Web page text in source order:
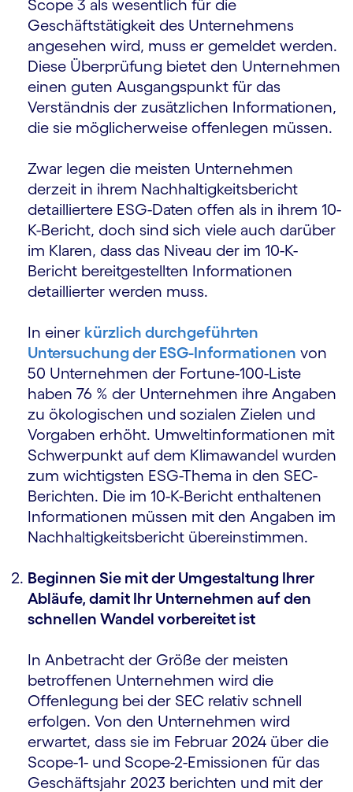
Scope 3 als wesentlich für die
Geschäftstätigkeit des Unternehmens
angesehen wird, muss er gemeldet werden.
Diese Überprüfung bietet den Unternehmen
einen guten Ausgangspunkt für das
Verständnis der zusätzlichen Informationen,
die sie möglicherweise offenlegen müssen.
Zwar legen die meisten Unternehmen
derzeit in ihrem Nachhaltigkeitsbericht
detailliertere ESG-Daten offen als in ihrem 10-
K-Bericht, doch sind sich viele auch darüber
im Klaren, dass das Niveau der im 10-K-
Bericht bereitgestellten Informationen
detaillierter werden muss.
In einer kürzlich durchgeführten
Untersuchung der ESG-Informationen von
50 Unternehmen der Fortune-100-Liste
haben 76 % der Unternehmen ihre Angaben
zu ökologischen und sozialen Zielen und
Vorgaben erhöht. Umweltinformationen mit
Schwerpunkt auf dem Klimawandel wurden
zum wichtigsten ESG-Thema in den SEC-
Berichten. Die im 10-K-Bericht enthaltenen
Informationen müssen mit den Angaben im
Nachhaltigkeitsbericht übereinstimmen.
Beginnen Sie mit der Umgestaltung Ihrer
Abläufe, damit Ihr Unternehmen auf den
schnellen Wandel vorbereitet ist
In Anbetracht der Größe der meisten
betroffenen Unternehmen wird die
Offenlegung bei der SEC relativ schnell
erfolgen. Von den Unternehmen wird
erwartet, dass sie im Februar 2024 über die
Scope-1- und Scope-2-Emissionen für das
Geschäftsjahr 2023 berichten und mit der